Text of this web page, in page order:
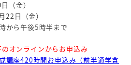
（金）
日（金）
から午後5時半まで
オンラインからお申込み
講座420時間お申込み（前半通学含